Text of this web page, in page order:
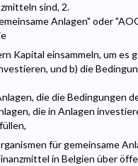
sind, 2.
Anlagen" oder
Kapital einsammeln, um
und b) die
die die Bedingungen
die in Anlagen
für gemeinsame
in Belgien über